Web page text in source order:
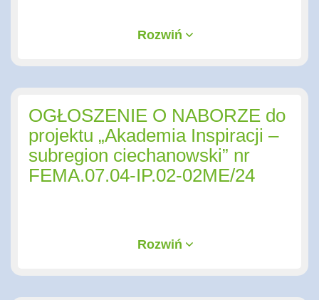
Rozwiń
OGŁOSZENIE O NABORZE do
projektu „Akademia Inspiracji –
subregion ciechanowski” nr
FEMA.07.04-IP.02-02ME/24
Rozwiń